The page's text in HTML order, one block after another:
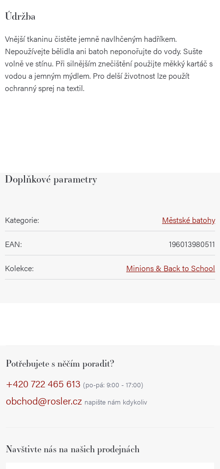
Údržba
Vnější tkaninu čistěte jemně navlhčeným hadříkem.
Nepoužívejte bělidla ani batoh neponořujte do vody. Sušte
volně ve stínu. Při silnějším znečištění použijte měkký kartáč s
vodou a jemným mýdlem. Pro delší životnost lze použít
ochranný sprej na textil.
Doplňkové parametry
Kategorie: Městské batohy
EAN: 196013980511
Kolekce: Minions & Back to School
Potřebujete s něčím poradit?
+420 722 465 613 (po-pá: 9:00 - 17:00)
obchod@rosler.cz napište nám kdykoliv
Navštivte nás na našich prodejnách